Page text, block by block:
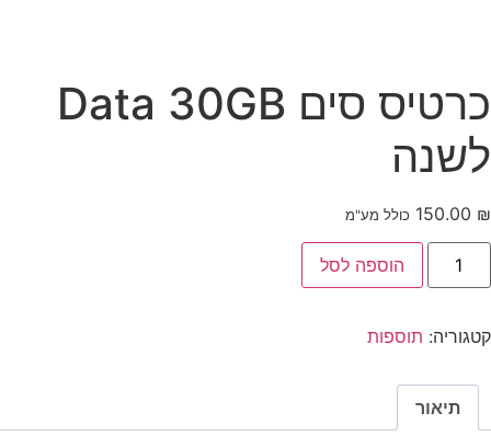
כרטיס סים Data 30GB
לשנה
150.00 ₪ כולל מע"מ
הוספה לסל
קטגוריה: תוספות
תיאור